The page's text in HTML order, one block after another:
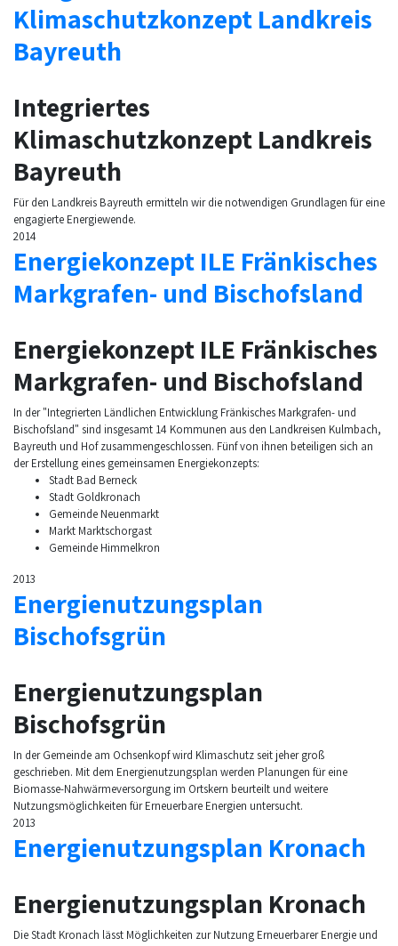
Klimaschutzkonzept Landkreis
Bayreuth
Integriertes
Klimaschutzkonzept Landkreis
Bayreuth
Für den Landkreis Bayreuth ermitteln wir die notwendigen Grundlagen für eine
engagierte Energiewende.
2014
Energiekonzept ILE Fränkisches
Markgrafen- und Bischofsland
Energiekonzept ILE Fränkisches
Markgrafen- und Bischofsland
In der "Integrierten Ländlichen Entwicklung Fränkisches Markgrafen- und
Bischofsland" sind insgesamt 14 Kommunen aus den Landkreisen Kulmbach,
Bayreuth und Hof zusammengeschlossen. Fünf von ihnen beteiligen sich an
der Erstellung eines gemeinsamen Energiekonzepts:
Stadt Bad Berneck
Stadt Goldkronach
Gemeinde Neuenmarkt
Markt Marktschorgast
Gemeinde Himmelkron
2013
Energienutzungsplan
Bischofsgrün
Energienutzungsplan
Bischofsgrün
In der Gemeinde am Ochsenkopf wird Klimaschutz seit jeher groß
geschrieben. Mit dem Energienutzungsplan werden Planungen für eine
Biomasse-Nahwärmeversorgung im Ortskern beurteilt und weitere
Nutzungsmöglichkeiten für Erneuerbare Energien untersucht.
2013
Energienutzungsplan Kronach
Energienutzungsplan Kronach
Die Stadt Kronach lässt Möglichkeiten zur Nutzung Erneuerbarer Energie und